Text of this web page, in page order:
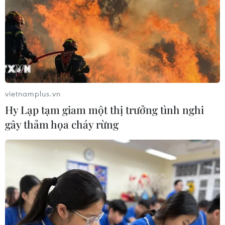
chuyên sâu tại Bệnh viện K
06/08/2026 02:13
Cứu nạn thành công 30 ngư dân của
tàu cá bị cháy trên vùng biển Khánh
Hòa
05/08/2026 03:58
Không được thu thêm tiền của người
bệnh BHYT nếu không khám theo
05/08/2026 02:26
Bác sỹ vượt biển giữa đêm cứu
thuyền viên người Nga nghi bị đột
vietnamplus.vn
Hy Lạp tạm giam một thị trưởng tình nghi
gây thảm họa cháy rừng